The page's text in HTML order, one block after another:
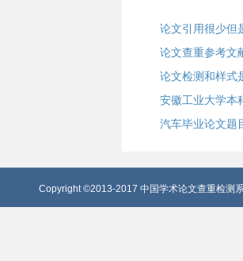
论文引用很少但
论文查重参考文
论文检测和样式
安徽工业大学本
汽车毕业论文题
Copyright ©2013-2017 中国学术论文查重检